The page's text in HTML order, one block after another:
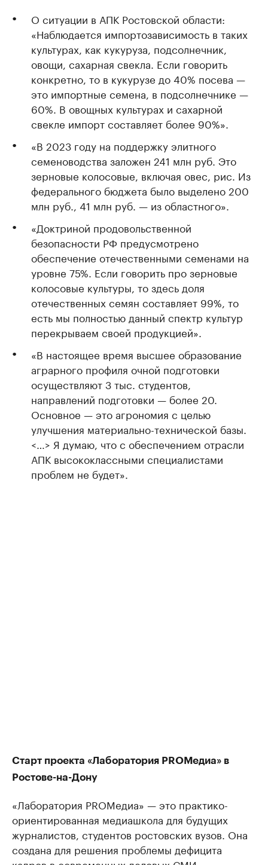
О ситуации в АПК Ростовской области:
«Наблюдается импортозависимость в таких
культурах, как кукуруза, подсолнечник,
овощи, сахарная свекла. Если говорить
конкретно, то в кукурузе до 40% посева —
это импортные семена, в подсолнечнике —
60%. В овощных культурах и сахарной
свекле импорт составляет более 90%».
«В 2023 году на поддержку элитного
семеноводства заложен 241 млн руб. Это
зерновые колосовые, включая овес, рис. Из
федерального бюджета было выделено 200
млн руб., 41 млн руб. — из областного».
«Доктриной продовольственной
безопасности РФ предусмотрено
обеспечение отечественными семенами на
уровне 75%. Если говорить про зерновые
колосовые культуры, то здесь доля
отечественных семян составляет 99%, то
есть мы полностью данный спектр культур
перекрываем своей продукцией».
«В настоящее время высшее образование
аграрного профиля очной подготовки
осуществляют 3 тыс. студентов,
направлений подготовки — более 20.
Основное — это агрономия с целью
улучшения материально-технической базы.
<…> Я думаю, что с обеспечением отрасли
АПК высококлассными специалистами
проблем не будет».
Старт проекта «Лаборатория PROМедиа» в
Ростове-на-Дону
«Лаборатория PROМедиа» — это практико-
ориентированная медиашкола для будущих
журналистов, студентов ростовских вузов. Она
создана для решения проблемы дефицита